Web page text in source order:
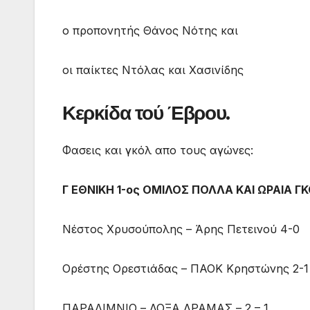
ο προπονητής Θάνος Νότης και
οι παίκτες Ντόλας και Χασινίδης
Κερκίδα τού Έβρου.
Φασεις και γκόλ απο τους αγώνες:
Γ ΕΘΝΙΚΗ 1-ος ΟΜΙΛΟΣ ΠΟΛΛΑ ΚΑΙ ΩΡΑΙΑ
Νέστος Χρυσούπολης – Άρης Πετεινού 4-0
Ορέστης Ορεστιάδας – ΠΑΟΚ Κρηστώνης 2-1